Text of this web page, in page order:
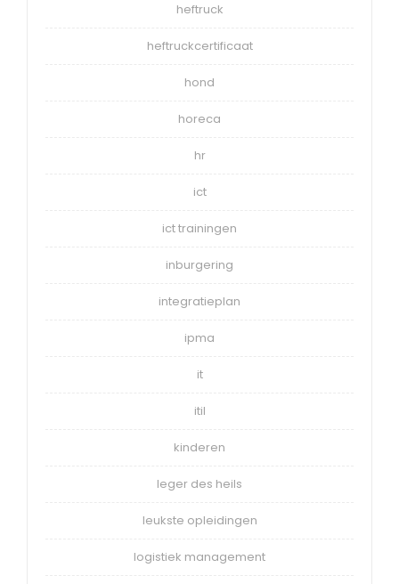
heftruck
heftruckcertificaat
hond
horeca
hr
ict
ict trainingen
inburgering
integratieplan
ipma
it
itil
kinderen
leger des heils
leukste opleidingen
logistiek management